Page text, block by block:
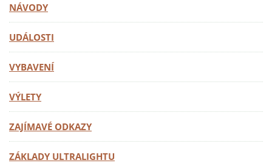
NÁVODY
UDÁLOSTI
VYBAVENÍ
VÝLETY
ZAJÍMAVÉ ODKAZY
ZÁKLADY ULTRALIGHTU